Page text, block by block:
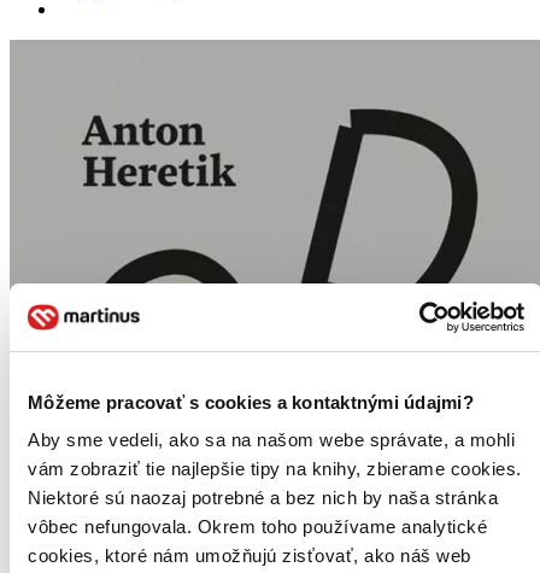
Môžeme pracovať s cookies a kontaktnými údajmi?
Aby sme vedeli, ako sa na našom webe správate, a mohli
vám zobraziť tie najlepšie tipy na knihy, zbierame cookies.
Niektoré sú naozaj potrebné a bez nich by naša stránka
vôbec nefungovala. Okrem toho používame analytické
cookies, ktoré nám umožňujú zisťovať, ako náš web